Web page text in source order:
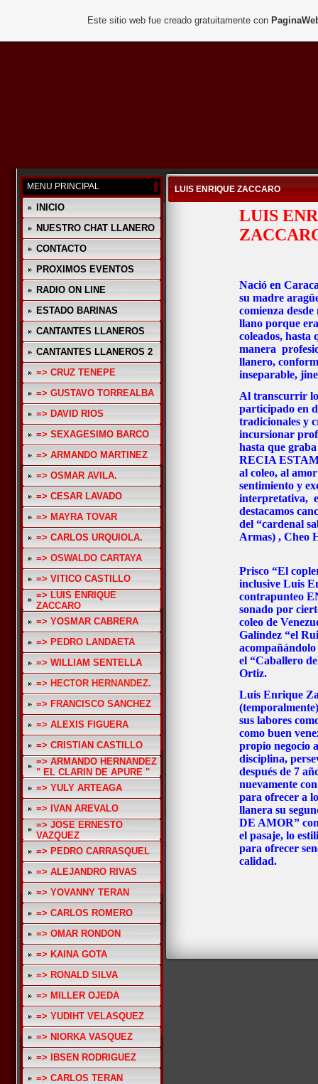
MENU PRINCIPAL
INICIO
NUESTRO CHAT LLANERO
CONTACTO
PROXIMOS EVENTOS
RADIO ON LINE
ESTADO BARINAS
CANTANTES LLANEROS
CANTANTES LLANEROS 2
=> CRUZ TENEPE
=> GUSTAVO TORREALBA
=> DAVID RIOS
=> SEXAGESIMO BARCO
=> ARMANDO MARTINEZ
=> OSMAR AVILA.
=> CESAR LAVADO
=> MAYRA TOVAR
=> CARLOS URQUIOLA.
=> OSWALDO CARTAYA
=> VITICO CASTILLO
=> LUIS ENRIQUE
ZACCARO
=> YOSMAR CABRERA
=> PEDRO LANDAETA
=> WILLIAM SENTELLA
=> HECTOR HERNANDEZ.
=> FRANCISCO SANCHEZ
=> ALEXIS FIGUERA
=> CRISTIAN CASTILLO
=> ARMANDO HERNANDEZ
" EL CLARIN DE APURE "
=> YULY ARTEAGA
=> IVAN AREVALO
=> JOSE ERNESTO
VAZQUEZ
=> PEDRO CARRASQUEL
=> ALEJANDRO RIVAS
=> YOVANNY TERAN
=> CARLOS ROMERO
=> OMAR RONDON
=> KAINA GOTA
=> RONALD SILVA
=> MILLER OJEDA
=> YUDIHT VELASQUEZ
=> NIORKA VASQUEZ
=> IBSEN RODRIGUEZ
=> CARLOS TERAN
LUIS ENRIQUE ZACCARO
LUIS
Nació en
su madre
comienza
llano porque
coleados, hasta
manera
llanero,
inseparable,
Al transcurrir
participado en
tradicionales y
incursionar
hasta que
RECIA
al coleo, al
sentimiento y
interpretativa,
destacamos
del “cardenal
Armas) , Cheo
Prisco “El
inclusive Luis
contrapunteo
sonado por
coleo de
Galíndez “el
el “Caballero
Ortiz.
Luis Enrique
sus labores
como buen
propio negocio
disciplina,
después de 7
nuevamente
para ofrecer a
llanera su
DE AMOR”
el pasaje, lo
para ofrecer
calidad.
Este sitio web fue creado gratuitamente con